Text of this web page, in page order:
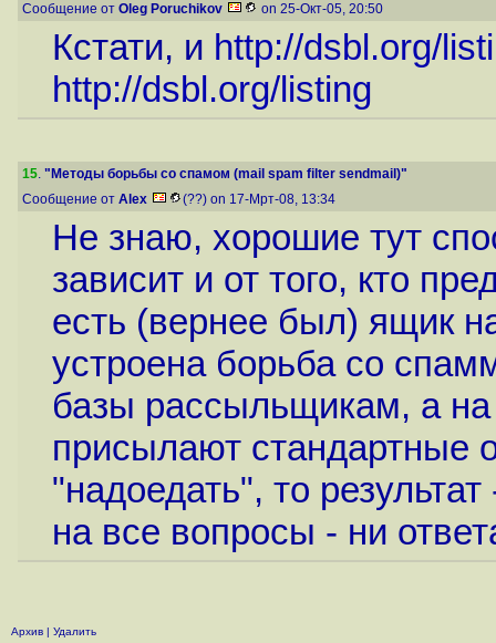
Сообщение от Oleg Poruchikov on 25-Окт-05, 20:50
Кстати, и http://dsbl.org/
http://dsbl.org/listing
15. "Методы борьбы со спамом (mail spam filter sendmail)"
Сообщение от Alex (??) on 17-Мрт-08, 13:34
Не знаю, хорошие тут
зависит и от того, кто
есть (вернее был) ящик
устроена борьба со
базы рассыльщикам, а на
присылают стандартные
"надоедать", то
на все вопросы - ни
Архив | Удалить